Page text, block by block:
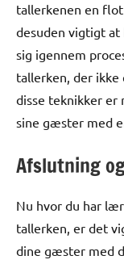
tallerkenen en
desuden vigtigt at
sig igennem
tallerken, der
disse teknikker er
sine gæster med
Afslutning
Nu hvor du har
tallerken, er det
dine gæster med